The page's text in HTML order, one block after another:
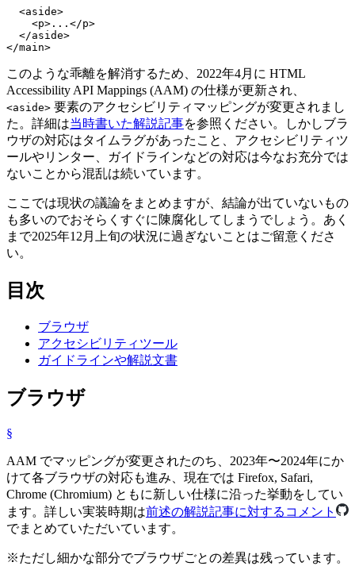
<aside>
<p> ... </p>
</aside>
</main>
このような乖離を解消するため、2022年4月に HTML
Accessibility API Mappings (AAM) の仕様が更新され、
<aside> 要素のアクセシビリティマッピングが変更されまし
た。詳細は当時書いた解説記事を参照ください。しかしブラ
ウザの対応はタイムラグがあったこと、アクセシビリティツ
ールやリンター、ガイドラインなどの対応は今なお充分では
ないことから混乱は続いています。
ここでは現状の議論をまとめますが、結論が出ていないもの
も多いのでおそらくすぐに陳腐化してしまうでしょう。あく
まで2025年12月上旬の状況に過ぎないことはご留意くださ
い。
目次
ブラウザ
アクセシビリティツール
ガイドラインや解説文書
ブラウザ
§
AAM でマッピングが変更されたのち、2023年〜2024年にか
けて各ブラウザの対応も進み、現在では Firefox, Safari,
Chrome (Chromium) ともに新しい仕様に沿った挙動をしてい
ます。詳しい実装時期は前述の解説記事に対するコメント
でまとめていただいています。
※ただし細かな部分でブラウザごとの差異は残っています。